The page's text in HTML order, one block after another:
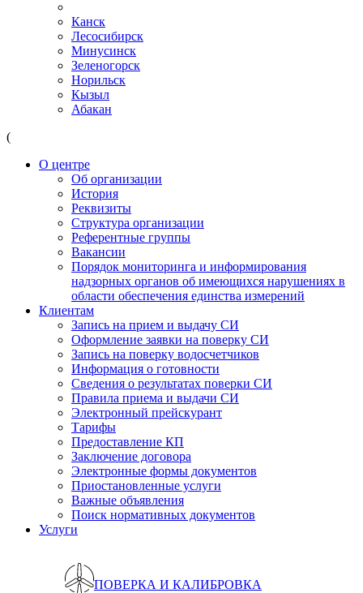
Канск
Лесосибирск
Минусинск
Зеленогорск
Норильск
Кызыл
Абакан
(
О центре
Об организации
История
Реквизиты
Структура организации
Референтные группы
Вакансии
Порядок мониторинга и информирования
надзорных органов об имеющихся нарушениях в
области обеспечения единства измерений
Клиентам
Запись на прием и выдачу СИ
Оформление заявки на поверку СИ
Запись на поверку водосчетчиков
Информация о готовности
Сведения о результатах поверки СИ
Правила приема и выдачи СИ
Электронный прейскурант
Тарифы
Предоставление КП
Заключение договора
Электронные формы документов
Приостановленные услуги
Важные объявления
Поиск нормативных документов
Услуги
ПОВЕРКА И КАЛИБРОВКА